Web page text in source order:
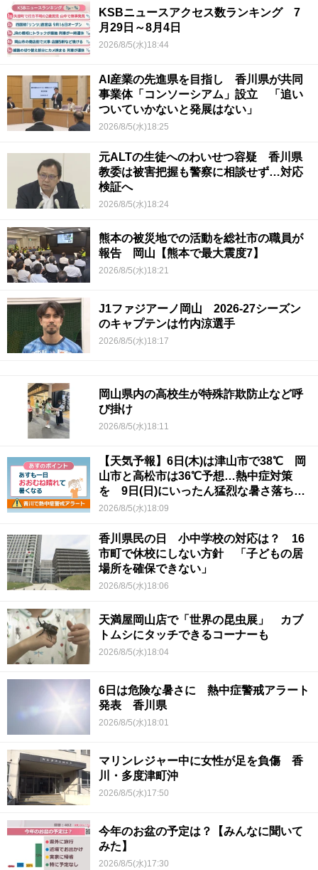
KSBニュースアクセス数ランキング 7
月29日～8月4日
2026/8/5(水)18:44
AI産業の先進県を目指し 香川県が共同
事業体「コンソーシアム」設立 「追い
ついていかないと発展はない」
2026/8/5(水)18:25
元ALTの生徒へのわいせつ容疑 香川県
教委は被害把握も警察に相談せず…対応
検証へ
2026/8/5(水)18:24
熊本の被災地での活動を総社市の職員が
報告 岡山【熊本で最大震度7】
2026/8/5(水)18:21
J1ファジアーノ岡山 2026-27シーズン
のキャプテンは竹内涼選手
2026/8/5(水)18:17
岡山県内の高校生が特殊詐欺防止など呼
び掛け
2026/8/5(水)18:11
【天気予報】6日(木)は津山市で38℃ 岡
山市と高松市は36℃予想…熱中症対策
を 9日(日)にいったん猛烈な暑さ落ち着
くか
2026/8/5(水)18:09
香川県民の日 小中学校の対応は？ 16
市町で休校にしない方針 「子どもの居
場所を確保できない」
2026/8/5(水)18:06
天満屋岡山店で「世界の昆虫展」 カブ
トムシにタッチできるコーナーも
2026/8/5(水)18:04
6日は危険な暑さに 熱中症警戒アラート
発表 香川県
2026/8/5(水)18:01
マリンレジャー中に女性が足を負傷 香
川・多度津町沖
2026/8/5(水)17:50
今年のお盆の予定は？【みんなに聞いて
みた】
2026/8/5(水)17:30